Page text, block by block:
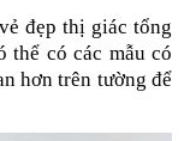
đẹp thị giác tổng
thể có các mẫu có
hơn trên tường để